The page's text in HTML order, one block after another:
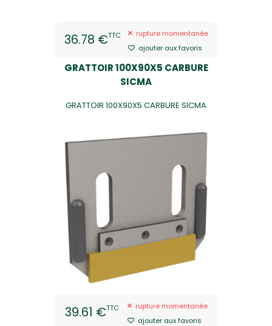
36.78 €TTC
rupture momentanée
ajouter aux favoris
GRATTOIR 100X90X5 CARBURE
SICMA
GRATTOIR 100X90X5 CARBURE SICMA
39.61 €TTC
rupture momentanée
ajouter aux favoris